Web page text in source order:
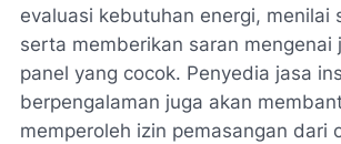
evaluasi kebutuhan energi, menilai
serta memberikan saran mengenai
panel yang cocok. Penyedia jasa
berpengalaman juga akan
memperoleh izin pemasangan dari